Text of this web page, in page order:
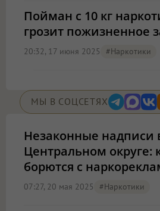
Пойман с 10 кг
грозит пожизненное
20:32, 17 июня 2025 #наркотики
МЫ В СОЦСЕТЯХ
Незаконные надписи
Центральном округе:
борются с
07:27, 20 мая 2025 #наркотики